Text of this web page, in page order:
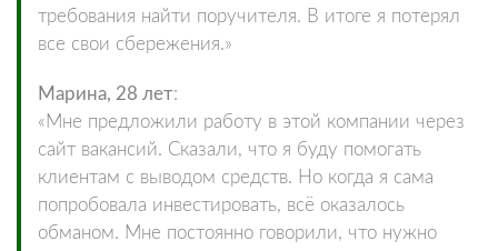
требования найти поручителя. В итоге я потерял
все свои сбережения.»
Марина, 28 лет:
«Мне предложили работу в этой компании через
сайт вакансий. Сказали, что я буду помогать
клиентам с выводом средств. Но когда я сама
попробовала инвестировать, всё оказалось
обманом. Мне постоянно говорили, что нужно